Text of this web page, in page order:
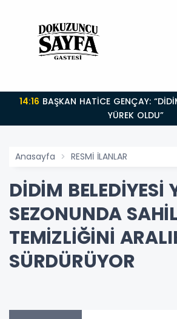
14:16
YÜREK OLDU”
Anasayfa RESMİ İLANLAR
DİDİM BELEDİYESİ
SEZONUNDA SAHİL
TEMİZLİĞİNİ
SÜRDÜRÜYOR